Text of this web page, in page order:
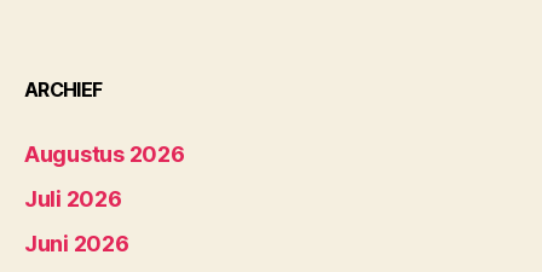
ARCHIEF
Augustus 2026
Juli 2026
Juni 2026